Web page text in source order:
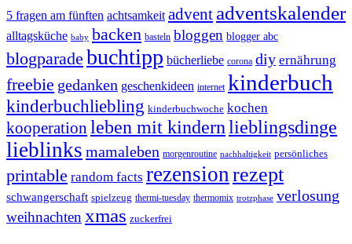
5 fragen am fünften achtsamkeit advent adventskalender
alltagsküche baby backen basteln bloggen blogger abc
blogparade buchtipp bücherliebe corona diy ernährung
freebie gedanken geschenkideen internet kinderbuch
kinderbuchliebling kinderbuchwoche kochen
kooperation leben mit kindernlieblingsdinge
lieblinks mamaleben morgenroutine nachhaltigkeit persönliches
printable random facts rezension rezept
schwangerschaft spielzeug thermi-tuesday thermomix trotzphase verlosung
weihnachten xmas zuckerfrei